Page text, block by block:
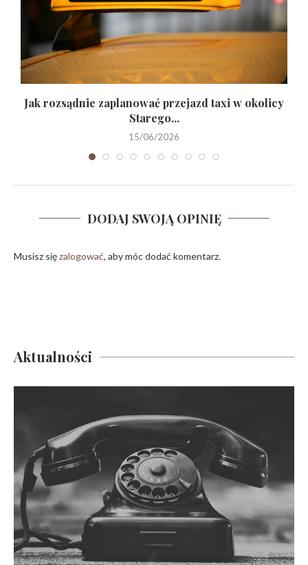
Jak rozsądnie zaplanować przejazd taxi w okolicy
Starego...
15/06/2026
DODAJ SWOJĄ OPINIĘ
Musisz sięzalogować, aby móc dodać komentarz.
Aktualności